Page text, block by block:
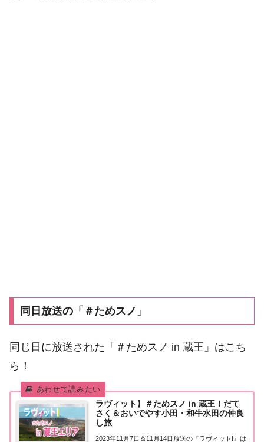
同日放送の「＃ためスノ」
同じ日に放送された「＃ためスノ in 蔵王」はこち
ら！
ラヴィット】＃ためスノ in 蔵王！だて
さく＆おいでやす小田・和牛水田の仲良
し旅
2023年11月7日＆11月14日放送の『ラヴィット!』は